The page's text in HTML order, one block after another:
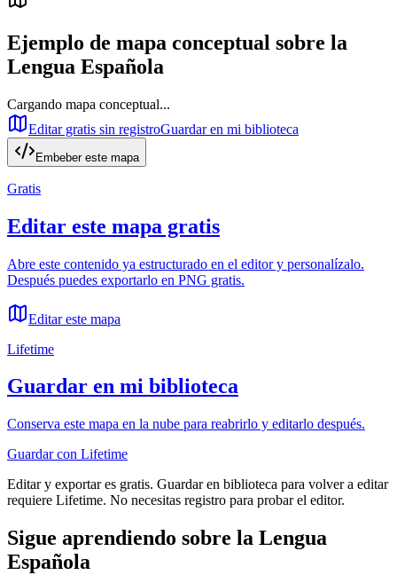
Ejemplo de mapa conceptual sobre la
Lengua Española
Cargando mapa conceptual...
Editar gratis sin registroGuardar en mi biblioteca
Embeber este mapa
Gratis
Editar este mapa gratis
Abre este contenido ya estructurado en el editor y personalízalo.
Después puedes exportarlo en PNG gratis.
Editar este mapa
Lifetime
Guardar en mi biblioteca
Conserva este mapa en la nube para reabrirlo y editarlo después.
Guardar con Lifetime
Editar y exportar es gratis. Guardar en biblioteca para volver a editar
requiere Lifetime. No necesitas registro para probar el editor.
Sigue aprendiendo sobre la Lengua
Española